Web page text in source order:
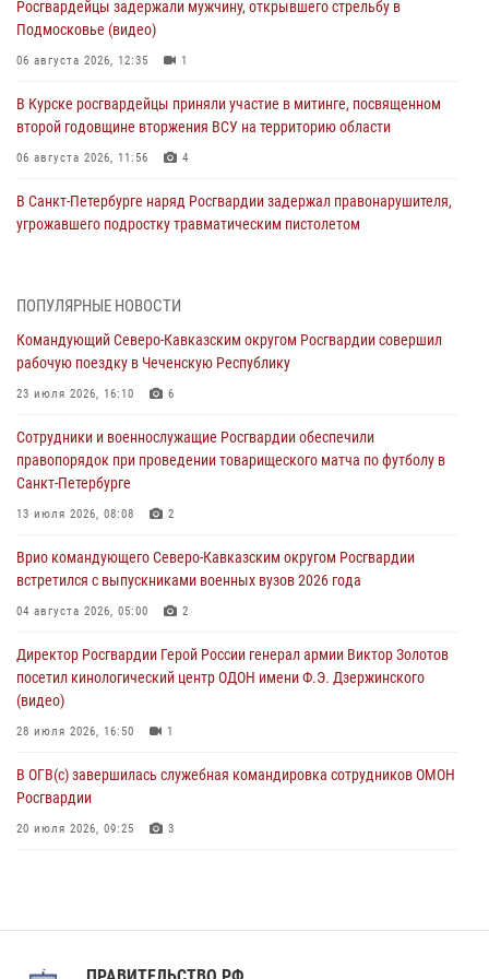
Росгвардейцы задержали мужчину, открывшего стрельбу в
Подмосковье (видео)
06 августа 2026, 12:35 1
В Курске росгвардейцы приняли участие в митинге, посвященном
второй годовщине вторжения ВСУ на территорию области
06 августа 2026, 11:56 4
В Санкт-Петербурге наряд Росгвардии задержал правонарушителя,
угрожавшего подростку травматическим пистолетом
В Зауралье при содействии СОБР Росгвардии ликвидирована
06 августа 2026, 11:27
В Москве росгвардейцы задержали троих мужчин, устроивших
06 августа 2026, 11:20
Взрывотехники Росгвардии на Ставрополье обезвредили снаряд
времен Великой Отечественной войны
Подвиги героев‑росгвардейцев увековечили в новой музейной
экспозиции белгородского музея‑диорамы «Курская битва.
06 августа 2026, 10:30
ПОПУЛЯРНЫЕ НОВОСТИ
Командующий Северо-Кавказским округом Росгвардии совершил
рабочую поездку в Чеченскую Республику
23 июля 2026, 16:10 6
Сотрудники и военнослужащие Росгвардии обеспечили
правопорядок при проведении товарищеского матча по футболу в
Санкт-Петербурге
13 июля 2026, 08:08 2
Врио командующего Северо-Кавказским округом Росгвардии
встретился с выпускниками военных вузов 2026 года
04 августа 2026, 05:00 2
Директор Росгвардии Герой России генерал армии Виктор Золотов
посетил кинологический центр ОДОН имени Ф.Э. Дзержинского
(видео)
28 июля 2026, 16:50 1
В ОГВ(с) завершилась служебная командировка сотрудников ОМОН
Росгвардии
20 июля 2026, 09:25 3